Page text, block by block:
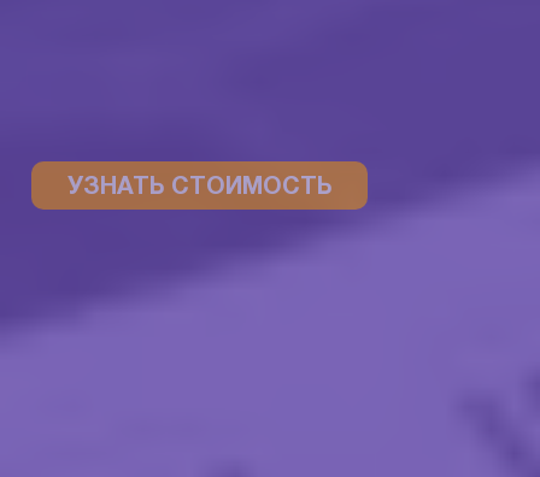
УЗНАТЬ СТОИМОСТЬ